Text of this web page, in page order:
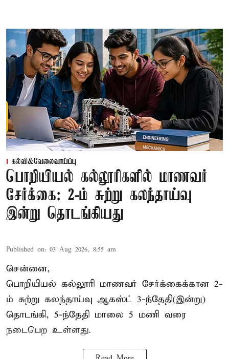
கல்வி&வேலைவாய்ப்பு
பொறியியல் கல்லூரிகளில் மாணவர்
சேர்க்கை: 2-ம் சுற்று கலந்தாய்வு
இன்று தொடங்கியது
Published on: 03 Aug 2026, 8:55 am
சென்னை,
பொறியியல் கல்லூரி மாணவர் சேர்க்கைக்கான 2-
ம் சுற்று கலந்தாய்வு ஆகஸ்ட் 3-ந்தேதி(இன்று)
தொடங்கி, 5-ந்தேதி மாலை 5 மணி வரை
நடைபெற உள்ளது.